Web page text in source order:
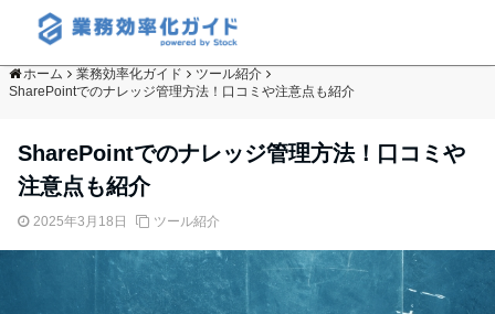
ホーム 業務効率化ガイド
ツール紹介
SharePointでのナレッジ管理方法！口コミや注意点も紹介
SharePointでのナレッジ管理方法！口コミや
注意点も紹介
2025年3月18日 ツール紹介